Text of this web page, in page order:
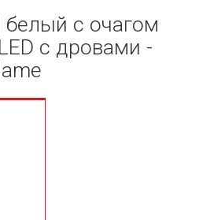
с очагом
с дровами -